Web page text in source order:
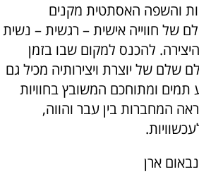
והשפה האסתטית מקנים
של חווייה אישית – רגשית – נשית
להכנס למקום שבו בזמן
שלם של יוצרת ויצירותיה מכיל גם
ומתוחכם המשובץ בחוויות
המחברות בין עבר והווה,
ארן